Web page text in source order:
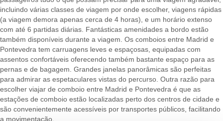
incluindo várias classes de viagem por onde escolher, viagens rápidas
(a viagem demora apenas cerca de 4 horas), e um horário extenso
com até 6 partidas diárias. Fantásticas amenidades a bordo estão
também disponíveis durante a viagem. Os comboios entre Madrid e
Pontevedra tem carruagens leves e espaçosas, equipadas com
assentos confortáveis oferecendo também bastante espaço para as
pernas e de bagagem. Grandes janelas panorâmicas são perfeitas
para admirar as espetaculares vistas do percurso. Outra razão para
escolher viajar de comboio entre Madrid e Pontevedra é que as
estações de comboio estão localizadas perto dos centros de cidade e
são convenientemente acessíveis por transportes públicos, facilitando
a movimentação.